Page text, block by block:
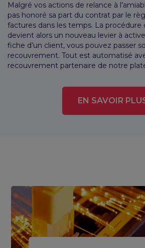
Malgré vos actions de relance à
pas honoré sa part du contrat par le
factures dans les temps. La
devient alors un nouveau levier à
fiche d’un client, vous pouvez passer
recouvrement. Tout est automatisé
recouvrement partenaire de notre
EN SAVOIR